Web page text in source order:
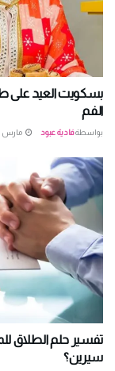
بسكويت العيد على
الفم
بواسطةفادية عبود مارس 8, 2026
تفسير حلم الطلاق
سيرين؟